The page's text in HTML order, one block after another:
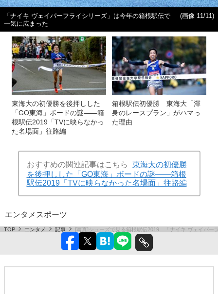
「ナイキ ヴェイパーフライシリーズ」は今年の箱根駅伝で
一気に広まった
(画像 11/11)
東海大の初優勝を後押しした
「GO東海」ボードの謎――箱
根駅伝2019「TVに映らなかっ
た名場面」往路編
箱根駅伝初優勝 東海大「渾
身のレースプラン」がハマっ
た理由
おすすめの関連記事はこちら
東海大の初優勝
を後押しした「GO東海」ボードの謎――箱根
駅伝2019「TVに映らなかった名場面」往路編
エンタメ スポーツ
TOP エンタメ 記事 [写真]シューズで見る箱根駅伝2019 「ナイキ ヴェイパー